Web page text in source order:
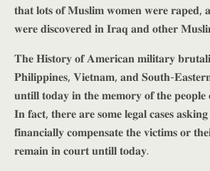
𝐭𝐡𝐚𝐭 𝐥𝐨𝐭𝐬 𝐨𝐟 𝐌𝐮𝐬𝐥𝐢𝐦 𝐰𝐨𝐦𝐞𝐧 𝐰𝐞𝐫𝐞 𝐫𝐚𝐩𝐞𝐝,
𝐰𝐞𝐫𝐞 𝐝𝐢𝐬𝐜𝐨𝐯𝐞𝐫𝐞𝐝 𝐢𝐧 𝐈𝐫𝐚𝐪 𝐚𝐧𝐝 𝐨𝐭𝐡𝐞𝐫
𝐓𝐡𝐞 𝐇𝐢𝐬𝐭𝐨𝐫𝐲 𝐨𝐟 𝐀𝐦𝐞𝐫𝐢𝐜𝐚𝐧 𝐦𝐢𝐥𝐢𝐭𝐚𝐫𝐲
𝐏𝐡𝐢𝐥𝐢𝐩𝐩𝐢𝐧𝐞𝐬, 𝐕𝐢𝐞𝐭𝐧𝐚𝐦, 𝐚𝐧𝐝 𝐒𝐨𝐮𝐭𝐡-
𝐮𝐧𝐭𝐢𝐥𝐥 𝐭𝐨𝐝𝐚𝐲 𝐢𝐧 𝐭𝐡𝐞 𝐦𝐞𝐦𝐨𝐫𝐲 𝐨𝐟 𝐭𝐡𝐞 𝐩𝐞𝐨𝐩𝐥𝐞
𝐈𝐧 𝐟𝐚𝐜𝐭, 𝐭𝐡𝐞𝐫𝐞 𝐚𝐫𝐞 𝐬𝐨𝐦𝐞 𝐥𝐞𝐠𝐚𝐥 𝐜𝐚𝐬𝐞𝐬
𝐟𝐢𝐧𝐚𝐧𝐜𝐢𝐚𝐥𝐥𝐲 𝐜𝐨𝐦𝐩𝐞𝐧𝐬𝐚𝐭𝐞 𝐭𝐡𝐞 𝐯𝐢𝐜𝐭𝐢𝐦𝐬 𝐨𝐫
𝐫𝐞𝐦𝐚𝐢𝐧 𝐢𝐧 𝐜𝐨𝐮𝐫𝐭 𝐮𝐧𝐭𝐢𝐥𝐥 𝐭𝐨𝐝𝐚𝐲.